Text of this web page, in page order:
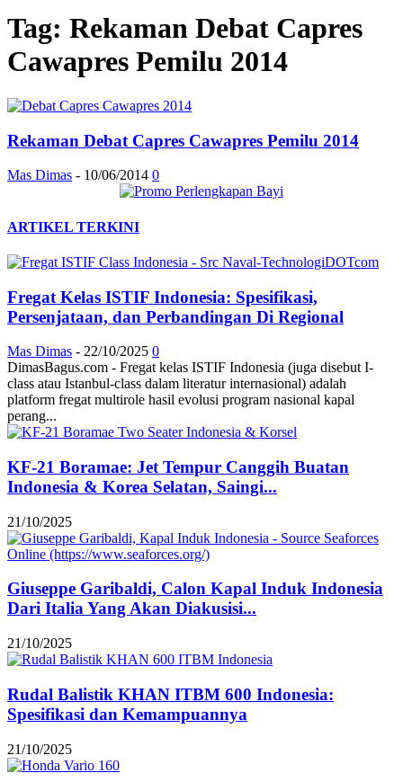
Tag: Rekaman Debat Capres
Cawapres Pemilu 2014
Rekaman Debat Capres Cawapres Pemilu 2014
Mas Dimas - 10/06/2014 0
ARTIKEL TERKINI
Fregat Kelas ISTIF Indonesia: Spesifikasi,
Persenjataan, dan Perbandingan Di Regional
Mas Dimas - 22/10/2025 0
DimasBagus.com - Fregat kelas ISTIF Indonesia (juga disebut I-
class atau Istanbul-class dalam literatur internasional) adalah
platform fregat multirole hasil evolusi program nasional kapal
perang...
KF-21 Boramae: Jet Tempur Canggih Buatan
Indonesia & Korea Selatan, Saingi...
21/10/2025
Giuseppe Garibaldi, Calon Kapal Induk Indonesia
Dari Italia Yang Akan Diakusisi...
21/10/2025
Rudal Balistik KHAN ITBM 600 Indonesia:
Spesifikasi dan Kemampuannya
21/10/2025